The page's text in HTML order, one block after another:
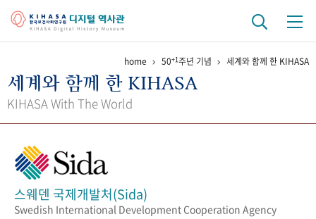
걸어온 길 기관 변천사 역대 기관장
정책과 연구 키워드로 보는 연구 역사
간행물 변천사
home 50+1주년 기념 세계와 함께 한 KIHASA
세계와 함께 한 KIHASA
KIHASA With The World
스웨덴 국제개발처(Sida)
Swedish International Development Cooperation Agency